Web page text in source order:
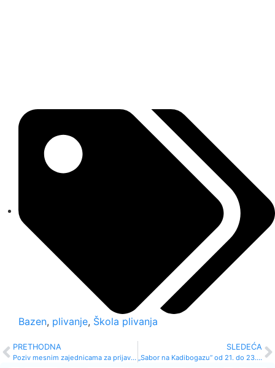
Bazen, plivanje, Škola plivanja
PRETHODNA
Poziv mesnim zajednicama za prijavu i kontrolu vode
SLEDEĆA
‚‚Sabor na Kadibogazu“ od 21. do 23. jula 2023. godine